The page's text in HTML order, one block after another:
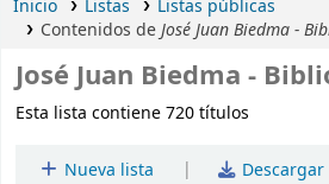
Inicio Listas
Listas públicas
Contenidos deJosé Juan Biedma -
José Juan Biedma -
Esta lista contiene 720 títulos
Nueva lista |
Descargar